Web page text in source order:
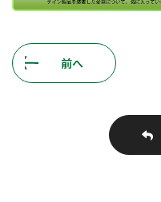
前へ